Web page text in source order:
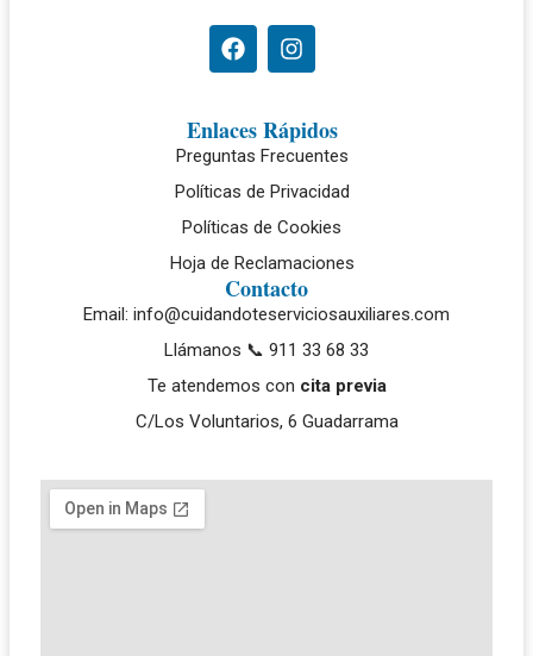
Enlaces Rápidos
Preguntas Frecuentes
Políticas de Privacidad
Políticas de Cookies
Hoja de Reclamaciones
Contacto
Email: info@cuidandoteserviciosauxiliares.com
Llámanos 📞 911 33 68 33
Te atendemos con cita previa
C/Los Voluntarios, 6 Guadarrama